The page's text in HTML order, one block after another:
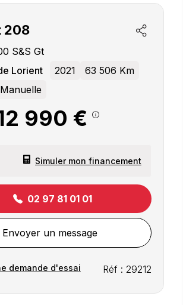
208
S&s Gt
Lorient
2021
63 506 Km
Manuelle
990 €
Simuler mon financement
02 97 81 01 01
Envoyer un message
demande d'essai Réf : 29212